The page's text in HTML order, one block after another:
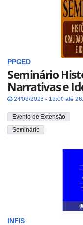
PPGED
Seminário
Narrativas e
24/08/2026 - 18:00 até
Evento de Extensão
Seminário
INFIS